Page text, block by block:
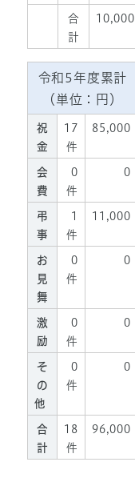
合
計
10,000
令和5年度累計
（単位：円）
祝
金
17
件
85,000
会
費
0
件
0
弔
事
1
件
11,000
お
見
舞
0
件
0
激
励
0
件
0
そ
の
他
0
件
0
合
計
18
件
96,000